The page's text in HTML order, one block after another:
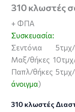
310 κλωστές
+ ΦΠΑ
Συσκευασία:
Σεντόνια 5τμχ/
Μαξ/θήκες
Παπλ/θήκες 5τμχ/
άνοιγμα)
310 κλωστές